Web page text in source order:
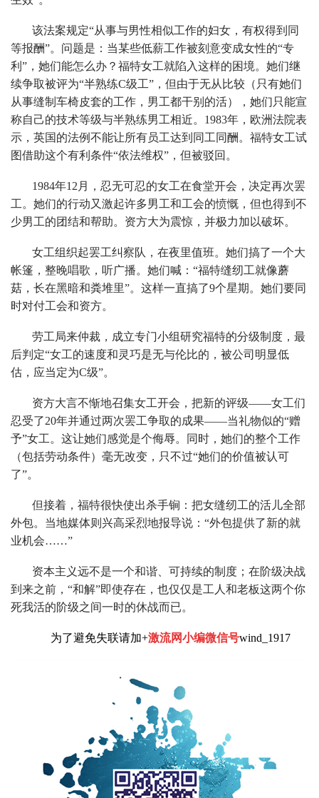
该法案规定“从事与男性相似工作的妇女，有权得到同
等报酬”。问题是：当某些低薪工作被刻意变成女性的“专
利”，她们能怎么办？福特女工就陷入这样的困境。她们继
续争取被评为“半熟练C级工”，但由于无从比较（只有她们
从事缝制车椅皮套的工作，男工都干别的活），她们只能宣
称自己的技术等级与半熟练男工相近。1983年，欧洲法院表
示，英国的法例不能让所有员工达到同工同酬。福特女工试
图借助这个有利条件“依法维权”，但被驳回。
1984年12月，忍无可忍的女工在食堂开会，决定再次罢
工。她们的行动又激起许多男工和工会的愤慨，但也得到不
少男工的团结和帮助。资方大为震惊，并极力加以破坏。
女工组织起罢工纠察队，在夜里值班。她们搞了一个大
帐篷，整晚唱歌，听广播。她们喊：“福特缝纫工就像蘑
菇，长在黑暗和粪堆里”。这样一直搞了9个星期。她们要同
时对付工会和资方。
劳工局来仲裁，成立专门小组研究福特的分级制度，最
后判定“女工的速度和灵巧是无与伦比的，被公司明显低
估，应当定为C级”。
资方大言不惭地召集女工开会，把新的评级——女工们
忍受了20年并通过两次罢工争取的成果——当礼物似的“赠
予”女工。这让她们感觉是个侮辱。同时，她们的整个工作
（包括劳动条件）毫无改变，只不过“她们的价值被认可
了”。
但接着，福特很快使出杀手锏：把女缝纫工的活儿全部
外包。当地媒体则兴高采烈地报导说：“外包提供了新的就
业机会……”
资本主义远不是一个和谐、可持续的制度；在阶级决战
到来之前，“和解”即使存在，也仅仅是工人和老板这两个你
死我活的阶级之间一时的休战而已。
为了避免失联请加+激流网小编微信号wind_1917